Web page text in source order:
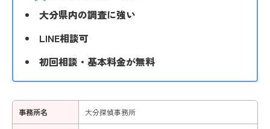
大分県内の調査に強い
LINE相談可
初回相談・基本料金が無料
事務所名 大分探偵事務所